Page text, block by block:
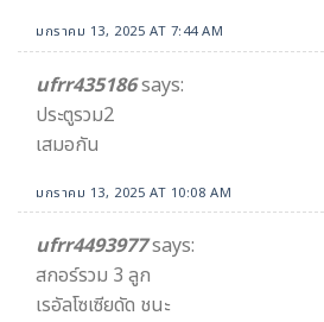
มกราคม 13, 2025 AT 7:44 AM
ufrr435186says:
ประตูรวม2
เสมอกัน
มกราคม 13, 2025 AT 10:08 AM
ufrr4493977says:
สกอร์รวม 3 ลูก
เรอัลโซเซียดัด ชนะ